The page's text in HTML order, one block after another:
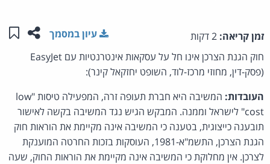
זמן קריאה: שתפו
עיון במסמך
חוק הגנת הצרכן אינו חל על עסקאות אינטרנטיות עם EasyJet
(פסק-דין, מחוזי מרכז-לוד, השופט יחזקאל קינר):
העובדות:
המשיבה היא חברת תעופה זרה, המפעילה טיסות "low
cost" לישראל וממנה. המבקש הגיש נגד המשיבה בקשה לאישור
תובענה כייצוגית, בטענה כי המשיבה אינה מקיימת את הוראות חוק
הגנת הצרכן, התשמ"א-1981, העוסקות בזכות החרטה המוענקת
לצרכן. אין מחלוקת כי המשיבה אינה מקיימת את הוראות החוק, שעה